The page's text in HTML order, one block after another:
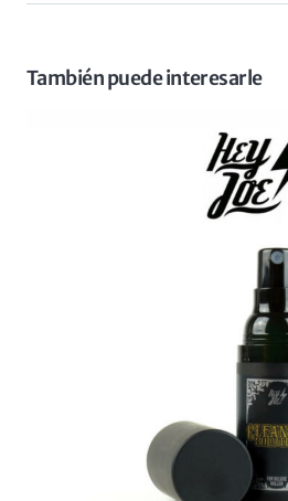
También puede interesarle